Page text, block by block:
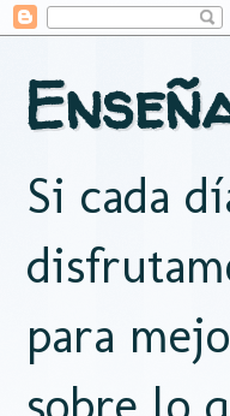
Si cada
para